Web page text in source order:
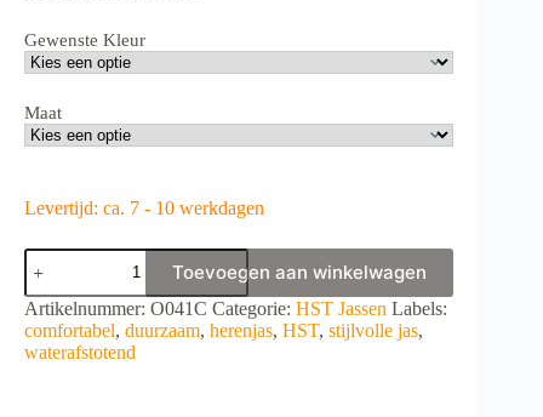
Gewenste Kleur
Maat
Levertijd: ca. 7 - 10 werkdagen
HST
Jacket
COMFORT
men
aantal
Toevoegen aan winkelwagen
A
l
t
Artikelnummer: O041C Categorie: HST Jassen Labels:
comfortabel, duurzaam, herenjas, HST, stijlvolle jas,
waterafstotend